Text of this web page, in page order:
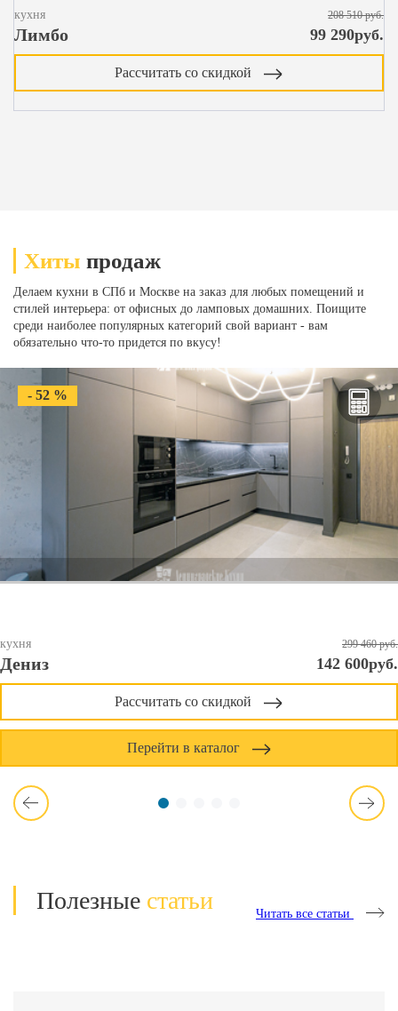
кухня 208 510 руб.
Лимбо 99 290руб.
Рассчитать со скидкой
Хиты продаж
Делаем кухни в СПб и Москве на заказ для любых помещений и
стилей интерьера: от офисных до ламповых домашних. Поищите
среди наиболее популярных категорий свой вариант - вам
обязательно что-то придется по вкусу!
- 52 %
кухня 299 460 руб.
Дениз 142 600руб.
Рассчитать со скидкой
Перейти в каталог
Полезные статьи Читать все статьи